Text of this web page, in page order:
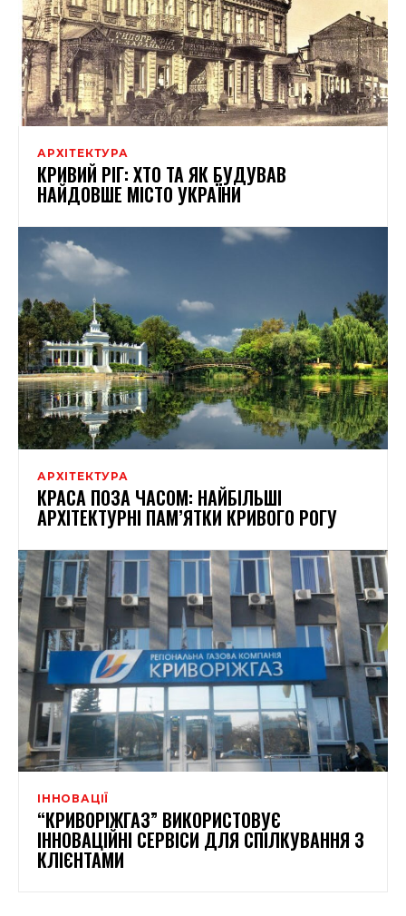
АРХІТЕКТУРА
КРИВИЙ РІГ: ХТО ТА ЯК БУДУВАВ
НАЙДОВШЕ МІСТО УКРАЇНИ
АРХІТЕКТУРА
КРАСА ПОЗА ЧАСОМ: НАЙБІЛЬШІ
АРХІТЕКТУРНІ ПАМ’ЯТКИ КРИВОГО РОГУ
ІННОВАЦІЇ
“КРИВОРІЖГАЗ” ВИКОРИСТОВУЄ
ІННОВАЦІЙНІ СЕРВІСИ ДЛЯ СПІЛКУВАННЯ З
КЛІЄНТАМИ